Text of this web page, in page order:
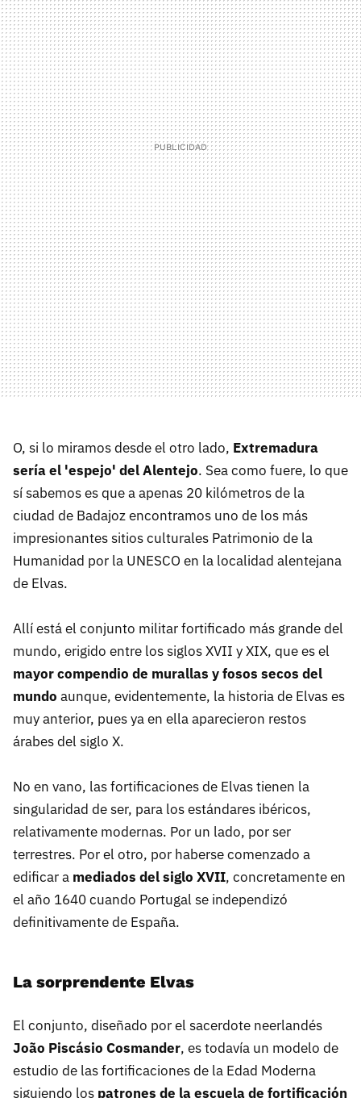
O, si lo miramos desde el otro lado, Extremadura
sería el 'espejo' del Alentejo. Sea como fuere, lo que
sí sabemos es que a apenas 20 kilómetros de la
ciudad de Badajoz encontramos uno de los más
impresionantes sitios culturales Patrimonio de la
Humanidad por la UNESCO en la localidad alentejana
de Elvas.
Allí está el conjunto militar fortificado más grande del
mundo, erigido entre los siglos XVII y XIX, que es el
mayor compendio de murallas y fosos secos del
mundo aunque, evidentemente, la historia de Elvas es
muy anterior, pues ya en ella aparecieron restos
árabes del siglo X.
No en vano, las fortificaciones de Elvas tienen la
singularidad de ser, para los estándares ibéricos,
relativamente modernas. Por un lado, por ser
terrestres. Por el otro, por haberse comenzado a
edificar a mediados del siglo XVII, concretamente en
el año 1640 cuando Portugal se independizó
definitivamente de España.
La sorprendente Elvas
El conjunto, diseñado por el sacerdote neerlandés
João Piscásio Cosmander, es todavía un modelo de
estudio de las fortificaciones de la Edad Moderna
siguiendo los patrones de la escuela de fortificación